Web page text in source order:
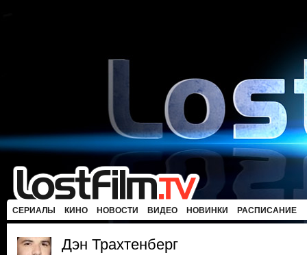
СЕРИАЛЫ КИНО НОВОСТИ ВИДЕО НОВИНКИ РАСПИСАНИЕ
Дэн Трахтенберг